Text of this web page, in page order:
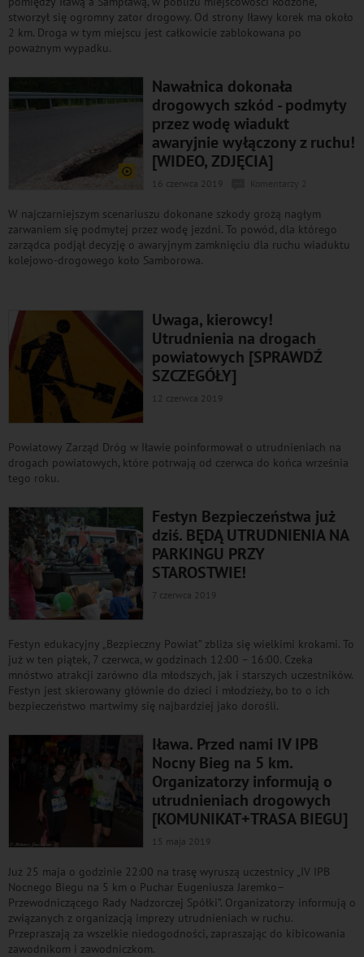
stworzył się ogromny zator drogowy. Od strony Iławy korek ma około
2 km. Droga w tym miejscu jest całkowicie zablokowana po
poważnym wypadku.
Nawałnica dokonała
drogowych szkód - podmyty
przez wodę wiadukt
awaryjnie wyłączony z ruchu!
[WIDEO, ZDJĘCIA]
16 czerwca 2019
W najczarniejszym scenariuszu dokonane szkody grożą nagłym
zarwaniem się podmytej przez wodę jezdni. To powód, dla którego
zarządca podjął decyzję o awaryjnym zamknięciu dla ruchu wiaduktu
kolejowo-drogowego koło Samborowa.
Uwaga, kierowcy!
Utrudnienia na drogach
powiatowych [SPRAWDŹ
SZCZEGÓŁY]
12 czerwca 2019
Powiatowy Zarząd Dróg w Iławie poinformował o utrudnieniach na
drogach powiatowych, które potrwają od czerwca do końca września
tego roku.
Festyn Bezpieczeństwa już
dziś. BĘDĄ UTRUDNIENIA NA
PARKINGU PRZY
STAROSTWIE!
7 czerwca 2019
Festyn edukacyjny „Bezpieczny Powiat” zbliża się wielkimi krokami. To
już w ten piątek, 7 czerwca, w godzinach 12:00 – 16:00. Czeka
mnóstwo atrakcji zarówno dla młodszych, jak i starszych uczestników.
Festyn jest skierowany głównie do dzieci i młodzieży, bo to o ich
bezpieczeństwo martwimy się najbardziej jako dorośli.
Iława. Przed nami IV IPB
Nocny Bieg na 5 km.
Organizatorzy informują o
utrudnieniach drogowych
[KOMUNIKAT+TRASA BIEGU]
15 maja 2019
Już 25 maja o godzinie 22:00 na trasę wyruszą uczestnicy „IV IPB
Nocnego Biegu na 5 km o Puchar Eugeniusza Jaremko–
Przewodniczącego Rady Nadzorczej Spółki”. Organizatorzy informują o
związanych z organizacją imprezy utrudnieniach w ruchu.
Przepraszają za wszelkie niedogodności, zapraszając do kibicowania
zawodnikom i zawodniczkom.